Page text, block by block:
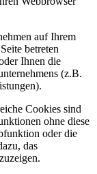
auf Ihrem
betreten
Ihnen die
(z.B.
Cookies sind
ohne diese
oder die
das